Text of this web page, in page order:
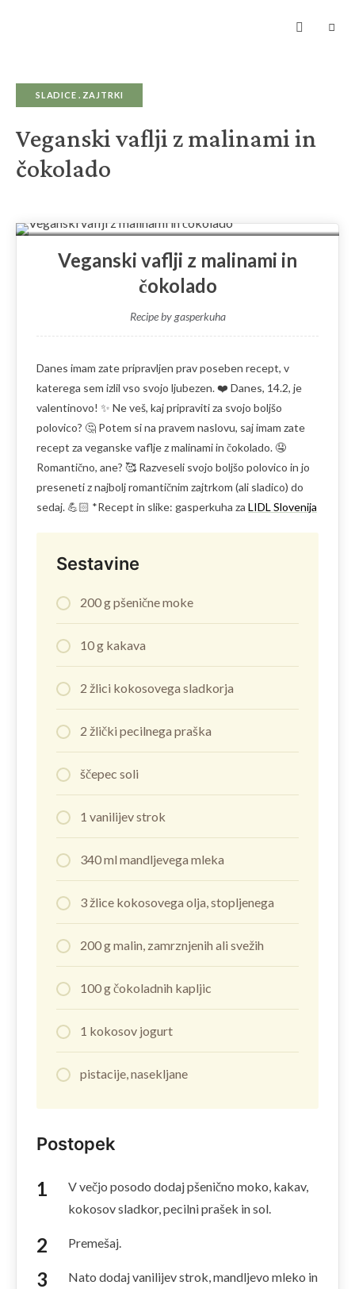
za
dušoSLADICE ZAJTRKI
Veganski vaflji z malinami in
čokolado
Veganski vaflji z malinami in
čokolado
Recipe by gasperkuha
Danes imam zate pripravljen prav poseben recept, v
katerega sem izlil vso svojo ljubezen. ❤️ Danes, 14.2, je
valentinovo! ✨ Ne veš, kaj pripraviti za svojo boljšo
polovico? 🤔 Potem si na pravem naslovu, saj imam zate
recept za veganske vaflje z malinami in čokolado. 🤤
Romantično, ane? 🥰 Razveseli svojo boljšo polovico in jo
preseneti z najbolj romantičnim zajtrkom (ali sladico) do
sedaj. 💪🏻 *Recept in slike: gasperkuha za LIDL Slovenija
Sestavine
200 g pšenične moke
10 g kakava
2 žlici kokosovega sladkorja
2 žlički pecilnega praška
ščepec soli
1 vanilijev strok
340 ml mandljevega mleka
3 žlice kokosovega olja, stopljenega
200 g malin, zamrznjenih ali svežih
100 g čokoladnih kapljic
1 kokosov jogurt
pistacije, nasekljane
Postopek
V večjo posodo dodaj pšenično moko, kakav,
kokosov sladkor, pecilni prašek in sol.
Premešaj.
Nato dodaj vanilijev strok, mandljevo mleko in